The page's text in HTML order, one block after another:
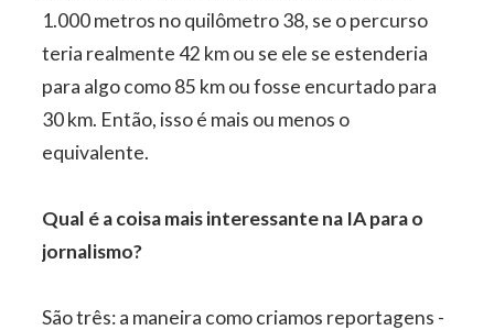
1.000 metros no quilômetro 38, se o percurso
teria realmente 42 km ou se ele se estenderia
para algo como 85 km ou fosse encurtado para
30 km. Então, isso é mais ou menos o
equivalente.
Qual é a coisa mais interessante na IA para o
jornalismo?
São três: a maneira como criamos reportagens -